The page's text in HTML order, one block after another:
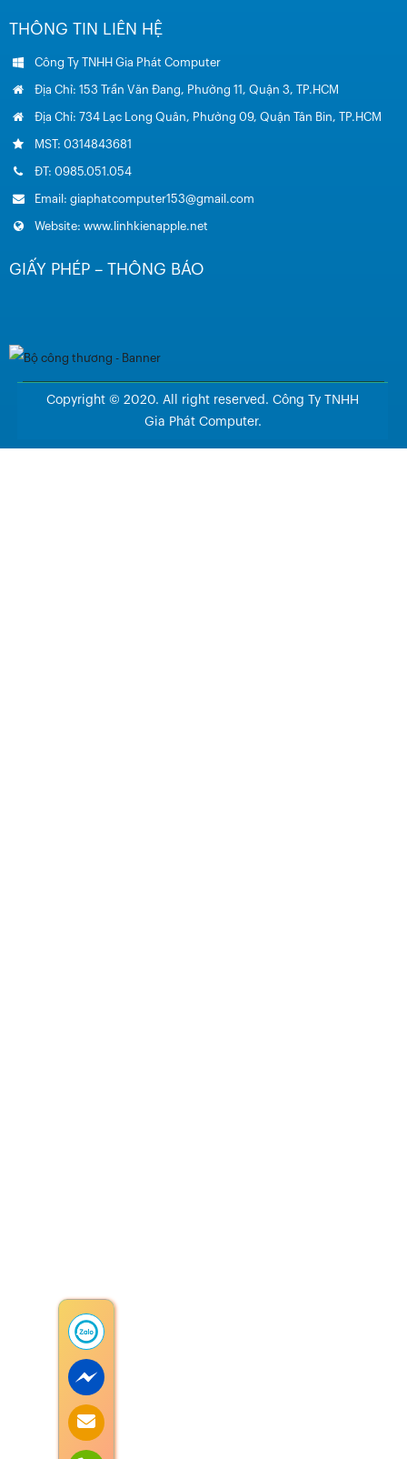
THÔNG TIN LIÊN HỆ
Công Ty TNHH Gia Phát Computer
Địa Chỉ: 153 Trần Văn Đang, Phường 11, Quận 3, TP.HCM
Địa Chỉ: 734 Lạc Long Quân, Phường 09, Quận Tân Bin, TP.HCM
MST: 0314843681
ĐT: 0985.051.054
Email: giaphatcomputer153@gmail.com
Website: www.linhkienapple.net
GIẤY PHÉP – THÔNG BÁO
Copyright © 2020. All right reserved. Công Ty TNHH
Gia Phát Computer.